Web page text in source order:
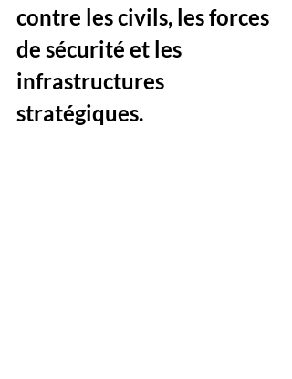
contre les civils, les forces
de sécurité et les
infrastructures
stratégiques.